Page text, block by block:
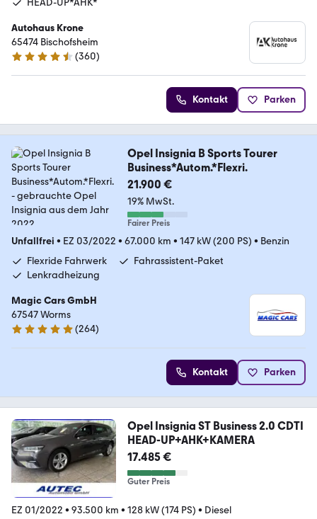
Autohaus Krone
65474 Bischofsheim
4.6 Sterne
(360)
Kontakt Parken
Opel Insignia B Sports Tourer
Business*Autom.*Flexri.
21.900 €
19% MwSt.
Fairer Preis
Unfallfrei • EZ 03/2022 • 67.000 km • 147 kW (200 PS) • Benzin
Flexride Fahrwerk
Fahrassistent-Paket
Lenkradheizung
Magic Cars GmbH
67547 Worms
4.9 Sterne
(264)
Kontakt Parken
Opel Insignia ST Business 2.0 CDTI
HEAD-UP+AHK+KAMERA
17.485 €
Guter Preis
EZ 01/2022 • 93.500 km • 128 kW (174 PS) • Diesel